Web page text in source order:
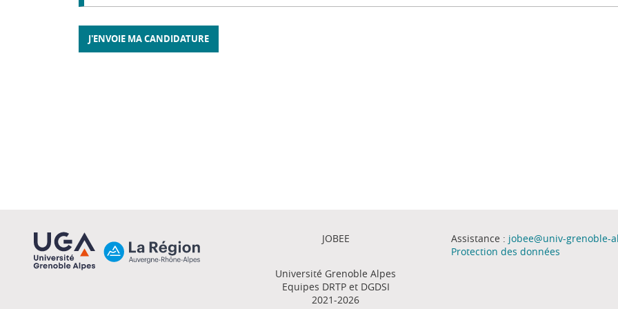
JOBEE
Université Grenoble Alpes
Equipes DRTP et DGDSI
2021-2026
Assistance : jobee@univ-grenoble-
Protection des données